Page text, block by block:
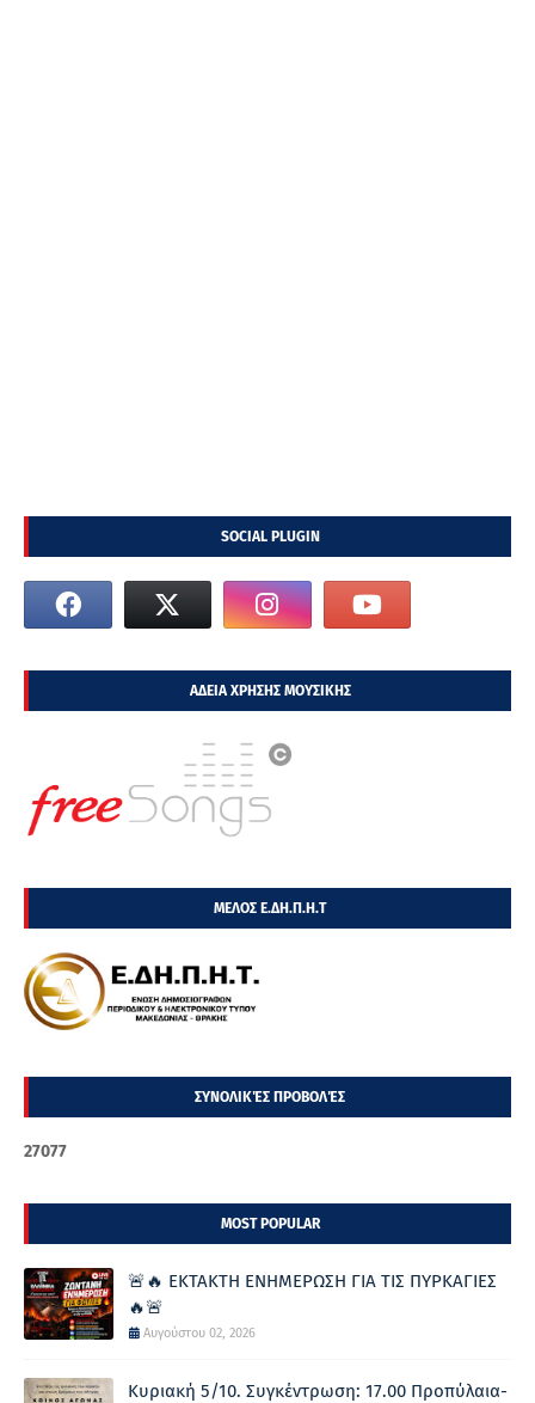
SOCIAL PLUGIN
ΑΔΕΙΑ ΧΡΗΣΗΣ ΜΟΥΣΙΚΗΣ
ΜΕΛΟΣ Ε.ΔΗ.Π.Η.Τ
ΣΥΝΟΛΙΚΈΣ ΠΡΟΒΟΛΈΣ
27077
MOST POPULAR
🚨🔥 ΕΚΤΑΚΤΗ ΕΝΗΜΕΡΩΣΗ ΓΙΑ ΤΙΣ ΠΥΡΚΑΓΙΕΣ
🔥🚨
Αυγούστου 02, 2026
Κυριακή 5/10. Συγκέντρωση: 17.00 Προπύλαια-